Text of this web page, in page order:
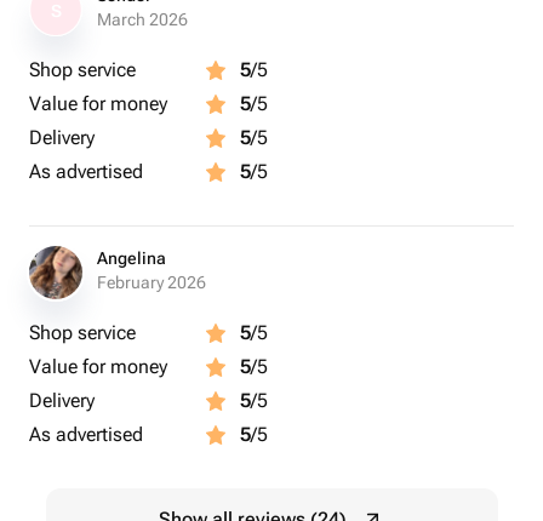
Состав: черный чай, пуэр, можжевельник, мята.
Вес одной пирамидки: 2,5±0,5г.
March 2026
Shop service 5/5
Value for money
5/5
Delivery
5/5
As advertised
5/5
Angelina
February 2026
Shop service 5/5
Value for money
5/5
Delivery
5/5
As advertised
5/5